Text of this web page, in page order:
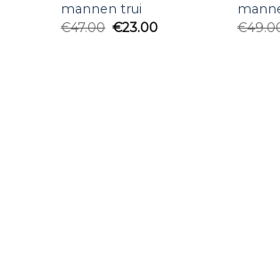
mannen trui
€47.00 €23.00
€